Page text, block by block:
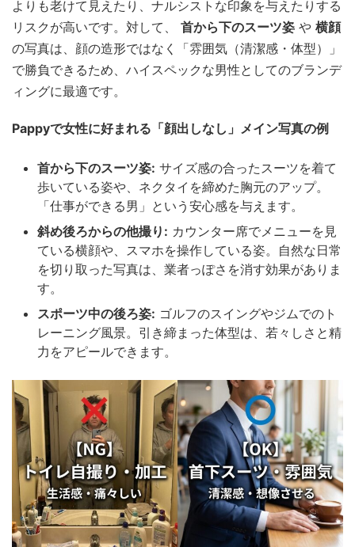
よりも老けて見えたり、ナルシストな印象を与えたりする
リスクが高いです。対して、 首から下のスーツ姿 や 横顔
の写真は、顔の造形ではなく「雰囲気（清潔感・体型）」
で勝負できるため、ハイスペックな男性としてのブランデ
ィングに最適です。
Pappyで女性に好まれる「顔出しなし」メイン写真の例
首から下のスーツ姿: サイズ感の合ったスーツを着て
歩いている姿や、ネクタイを締めた胸元のアップ。
「仕事ができる男」という安心感を与えます。
斜め後ろからの他撮り: カウンター席でメニューを見
ている横顔や、スマホを操作している姿。自然な日常
を切り取った写真は、業者っぽさを消す効果がありま
す。
スポーツ中の後ろ姿: ゴルフのスイングやジムでのト
レーニング風景。引き締まった体型は、若々しさと精
力をアピールできます。